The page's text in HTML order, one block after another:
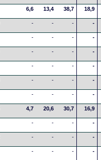
6,6 13,4 38,7 18,9
- - - -
- - - -
- - - -
- - - -
- - - -
- - - -
4,7 20,6 30,7 16,9
- - - -
- - - -
- - - -